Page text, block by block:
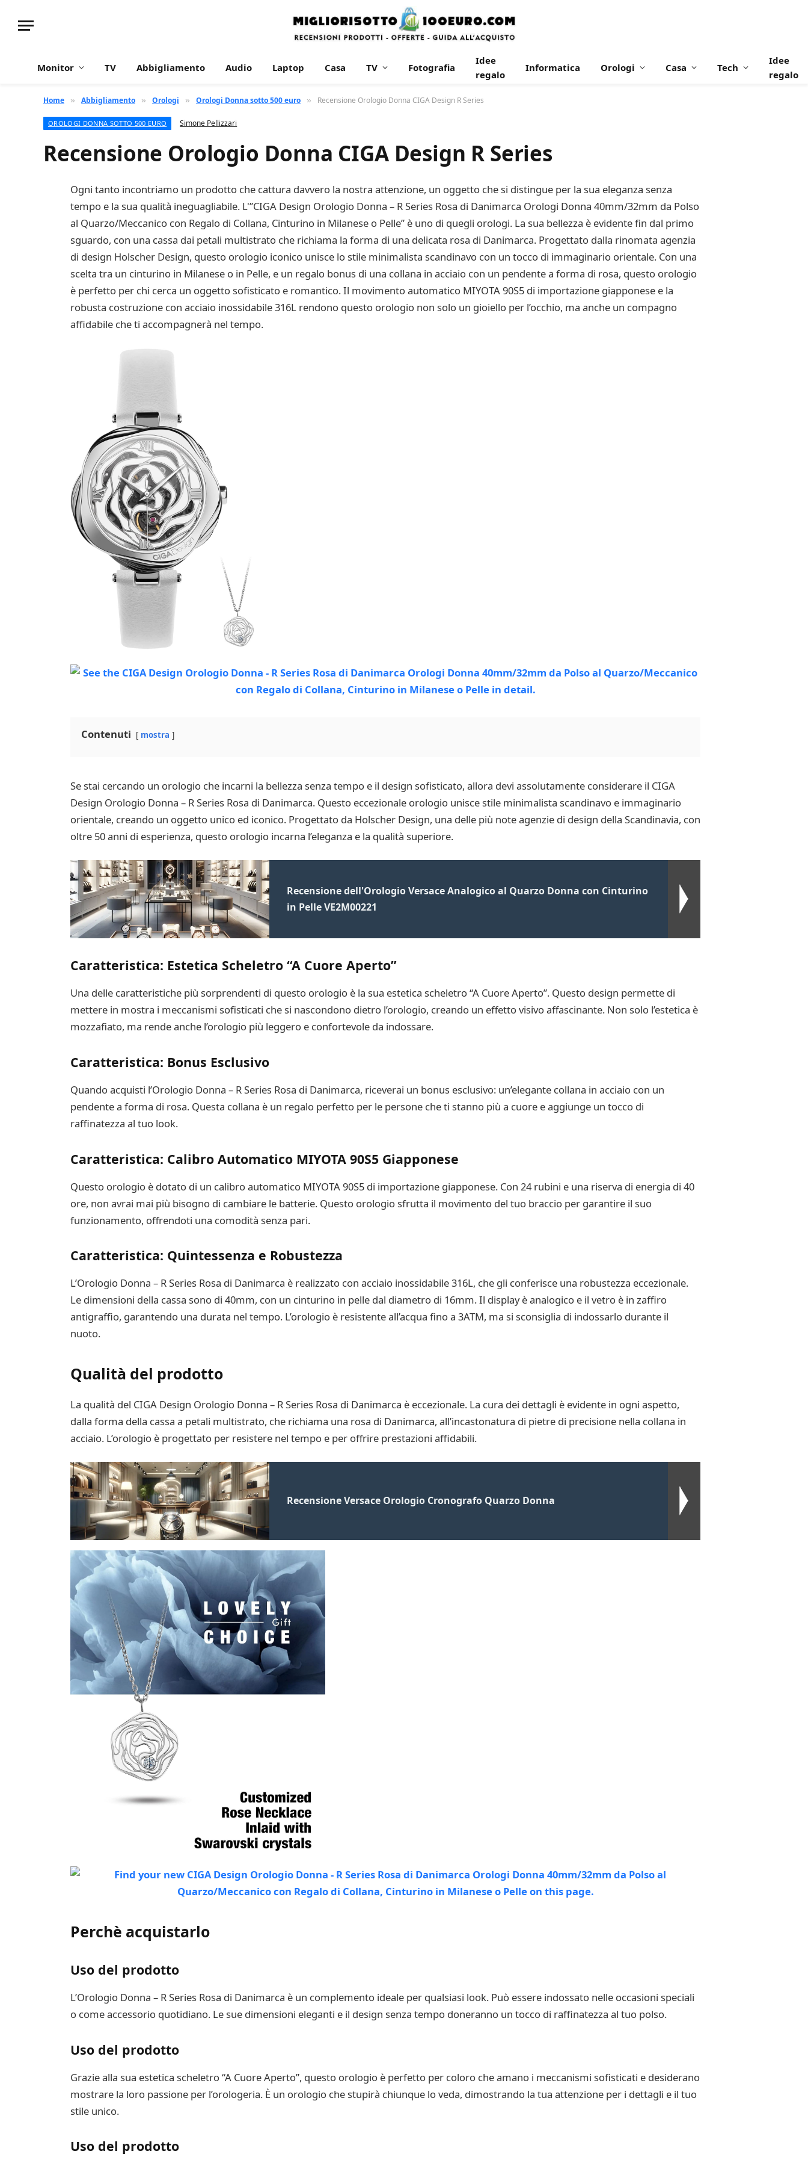
Monitor TV Abbigliamento Audio Laptop Casa TV Fotografia
Idee
regalo
Informatica Orologi Casa Tech
Idee
regalo
Home » Abbigliamento » Orologi » Orologi Donna sotto 500 euro » Recensione Orologio Donna CIGA Design R Series
OROLOGI DONNA SOTTO 500 EURO Simone Pellizzari
Recensione Orologio Donna CIGA Design R Series
Ogni tanto incontriamo un prodotto che cattura davvero la nostra attenzione, un oggetto che si distingue per la sua eleganza senza
tempo e la sua qualità ineguagliabile. L'”CIGA Design Orologio Donna – R Series Rosa di Danimarca Orologi Donna 40mm/32mm da Polso
al Quarzo/Meccanico con Regalo di Collana, Cinturino in Milanese o Pelle” è uno di quegli orologi. La sua bellezza è evidente fin dal primo
sguardo, con una cassa dai petali multistrato che richiama la forma di una delicata rosa di Danimarca. Progettato dalla rinomata agenzia
di design Holscher Design, questo orologio iconico unisce lo stile minimalista scandinavo con un tocco di immaginario orientale. Con una
scelta tra un cinturino in Milanese o in Pelle, e un regalo bonus di una collana in acciaio con un pendente a forma di rosa, questo orologio
è perfetto per chi cerca un oggetto sofisticato e romantico. Il movimento automatico MIYOTA 90S5 di importazione giapponese e la
robusta costruzione con acciaio inossidabile 316L rendono questo orologio non solo un gioiello per l’occhio, ma anche un compagno
affidabile che ti accompagnerà nel tempo.
Contenuti mostra
Se stai cercando un orologio che incarni la bellezza senza tempo e il design sofisticato, allora devi assolutamente considerare il CIGA
Design Orologio Donna – R Series Rosa di Danimarca. Questo eccezionale orologio unisce stile minimalista scandinavo e immaginario
orientale, creando un oggetto unico ed iconico. Progettato da Holscher Design, una delle più note agenzie di design della Scandinavia, con
oltre 50 anni di esperienza, questo orologio incarna l’eleganza e la qualità superiore.
Recensione dell'Orologio Versace Analogico al Quarzo Donna con Cinturino
in Pelle VE2M00221
Caratteristica: Estetica Scheletro “A Cuore Aperto”
Una delle caratteristiche più sorprendenti di questo orologio è la sua estetica scheletro “A Cuore Aperto”. Questo design permette di
mettere in mostra i meccanismi sofisticati che si nascondono dietro l’orologio, creando un effetto visivo affascinante. Non solo l’estetica è
mozzafiato, ma rende anche l’orologio più leggero e confortevole da indossare.
Caratteristica: Bonus Esclusivo
Quando acquisti l’Orologio Donna – R Series Rosa di Danimarca, riceverai un bonus esclusivo: un’elegante collana in acciaio con un
pendente a forma di rosa. Questa collana è un regalo perfetto per le persone che ti stanno più a cuore e aggiunge un tocco di
raffinatezza al tuo look.
Caratteristica: Calibro Automatico MIYOTA 90S5 Giapponese
Questo orologio è dotato di un calibro automatico MIYOTA 90S5 di importazione giapponese. Con 24 rubini e una riserva di energia di 40
ore, non avrai mai più bisogno di cambiare le batterie. Questo orologio sfrutta il movimento del tuo braccio per garantire il suo
funzionamento, offrendoti una comodità senza pari.
Caratteristica: Quintessenza e Robustezza
L’Orologio Donna – R Series Rosa di Danimarca è realizzato con acciaio inossidabile 316L, che gli conferisce una robustezza eccezionale.
Le dimensioni della cassa sono di 40mm, con un cinturino in pelle dal diametro di 16mm. Il display è analogico e il vetro è in zaffiro
antigraffio, garantendo una durata nel tempo. L’orologio è resistente all’acqua fino a 3ATM, ma si sconsiglia di indossarlo durante il
nuoto.
Qualità del prodotto
La qualità del CIGA Design Orologio Donna – R Series Rosa di Danimarca è eccezionale. La cura dei dettagli è evidente in ogni aspetto,
dalla forma della cassa a petali multistrato, che richiama una rosa di Danimarca, all’incastonatura di pietre di precisione nella collana in
acciaio. L’orologio è progettato per resistere nel tempo e per offrire prestazioni affidabili.
Recensione Versace Orologio Cronografo Quarzo Donna
Perchè acquistarlo
Uso del prodotto
L’Orologio Donna – R Series Rosa di Danimarca è un complemento ideale per qualsiasi look. Può essere indossato nelle occasioni speciali
o come accessorio quotidiano. Le sue dimensioni eleganti e il design senza tempo doneranno un tocco di raffinatezza al tuo polso.
Uso del prodotto
Grazie alla sua estetica scheletro “A Cuore Aperto”, questo orologio è perfetto per coloro che amano i meccanismi sofisticati e desiderano
mostrare la loro passione per l’orologeria. È un orologio che stupirà chiunque lo veda, dimostrando la tua attenzione per i dettagli e il tuo
stile unico.
Uso del prodotto